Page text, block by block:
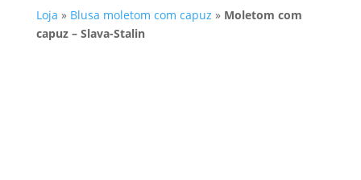
Loja » Blusa moletom com capuz » Moletom com
capuz – Slava-Stalin